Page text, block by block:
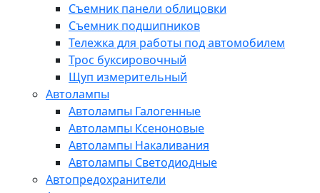
Съемник панели облицовки
Съемник подшипников
Тележка для работы под автомобилем
Трос буксировочный
Щуп измерительный
Автолампы
Автолампы Галогенные
Автолампы Ксеноновые
Автолампы Накаливания
Автолампы Светодиодные
Автопредохранители